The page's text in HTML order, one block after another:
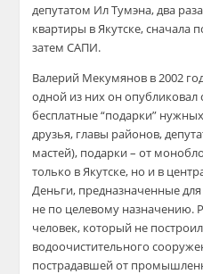
депутатом Ил Тумэна, два
квартиры в Якутске, сначала
затем САПИ.
Валерий Мекумянов в 2002
одной из них он
бесплатные “подарки”
друзья, главы районов,
мастей), подарки – от
только в Якутске, но и в
Деньги, предназначенные
не по целевому назначению.
человек, который не
водоочистительного
пострадавшей от